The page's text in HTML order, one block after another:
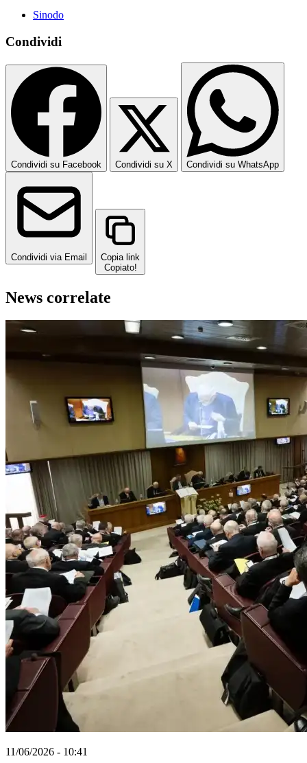
Sinodo
Condividi
Condividi su Facebook Condividi su X Condividi su WhatsApp
Condividi via Email
Copia link
Copiato!
News correlate
11/06/2026 - 10:41